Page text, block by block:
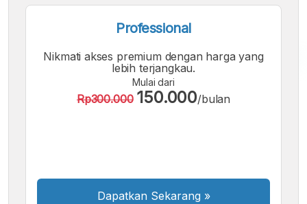
Font
A
FontFont
Professional
Nikmati akses premium dengan harga yang
lebih terjangkau.
Mulai dari
Rp300.000 150.000/bulan
Dapatkan Sekarang »